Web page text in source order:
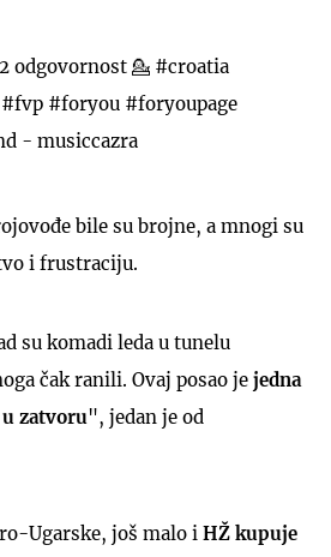
odgovornost 💁 #croatia
#fvp #foryou #foryoupage
- musiccazra
bile su brojne, a mnogi su
i frustraciju.
su komadi leda u tunelu
čak ranili. Ovaj posao je jedna
zatvoru", jedan je od
Ugarske, još malo i HŽ kupuje